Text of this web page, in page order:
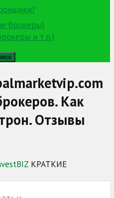
брокеры)
и т.п.)
Как
Отзывы
КРАТКИЕ